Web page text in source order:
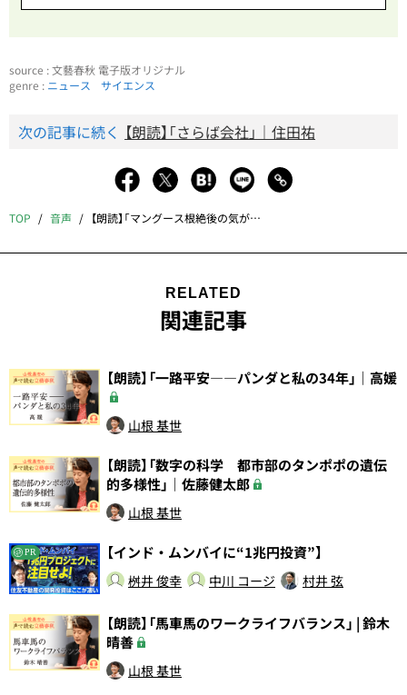
source : 文藝春秋 電子版オリジナル
genre : ニュース サイエンス
次の記事に続く 【朗読】「さらば会社」｜住田祐
TOP 音声 【朗読】「マングース根絶後の気がかり」｜阿部愼太郎
RELATED
関連記事
【朗読】「一路平安――パンダと私の34年」｜高媛
山根 基世
【朗読】「数字の科学 都市部のタンポポの遺伝
的多様性」｜佐藤健太郎
山根 基世
PR 【インド・ムンバイに“1兆円投資”】
桝井 俊幸 中川 コージ 村井 弦
【朗読】「馬車馬のワークライフバランス」 | 鈴木
晴善
山根 基世